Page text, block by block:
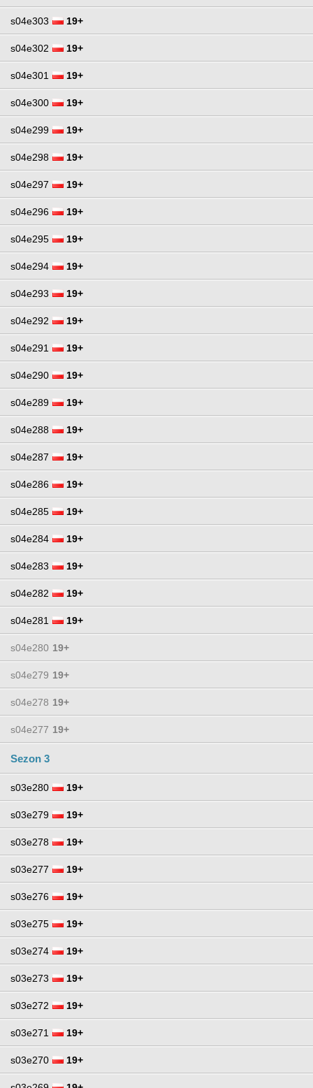
s04e303 19+
s04e302 19+
s04e301 19+
s04e300 19+
s04e299 19+
s04e298 19+
s04e297 19+
s04e296 19+
s04e295 19+
s04e294 19+
s04e293 19+
s04e292 19+
s04e291 19+
s04e290 19+
s04e289 19+
s04e288 19+
s04e287 19+
s04e286 19+
s04e285 19+
s04e284 19+
s04e283 19+
s04e282 19+
s04e281 19+
s04e280 19+
s04e279 19+
s04e278 19+
s04e277 19+
Sezon 3
s03e280 19+
s03e279 19+
s03e278 19+
s03e277 19+
s03e276 19+
s03e275 19+
s03e274 19+
s03e273 19+
s03e272 19+
s03e271 19+
s03e270 19+